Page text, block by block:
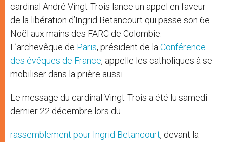
cardinal André Vingt-Trois lance un appel en faveur
de la libération d’Ingrid Betancourt qui passe son 6e
Noël aux mains des FARC de Colombie.
L’archevêque de Paris, président de la Conférence
des évêques de France, appelle les catholiques à se
mobiliser dans la prière aussi.
Le message du cardinal Vingt-Trois a été lu samedi
dernier 22 décembre lors du
rassemblement pour Ingrid Betancourt, devant la